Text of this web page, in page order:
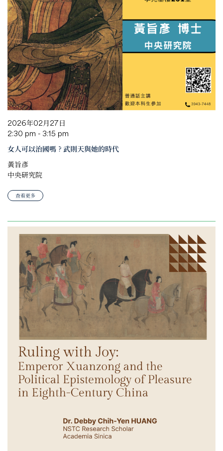
2026年02月27日
2:30 pm - 3:15 pm
女人可以治國嗎？武則天與她的時代
黃旨彥
中央研究院
查看更多